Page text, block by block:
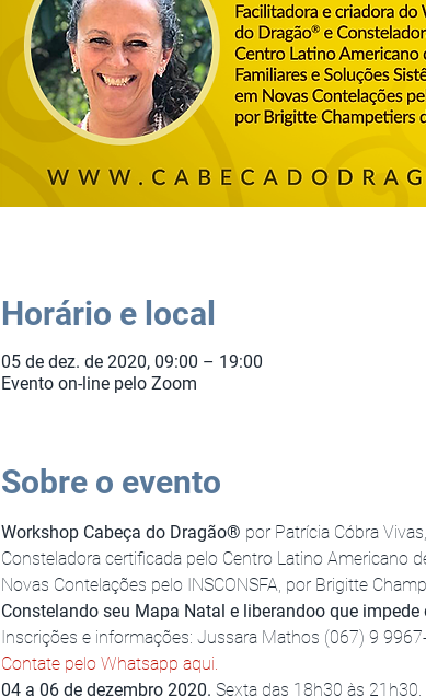
Horário e local
05 de dez. de 2020, 09:00 – 19:00
Evento on-line pelo Zoom
Sobre o evento
Workshop Cabeça do Dragão® por Patrícia Cóbra
Consteladora certificada pelo Centro Latino Americano
Novas Contelações pelo INSCONSFA, por Brigitte
Constelando seu Mapa Natal e liberandoo que
Inscrições e informações: Jussara Mathos (067) 9
Contate pelo Whatsapp aqui.
04 a 06 de dezembro 2020. Sexta das 18h30 às